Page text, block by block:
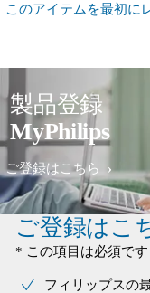
このアイテムを最初に
製品登録
MyPhilips
ご登録はこちら
ご登録はこ
* この項目は必須です
フィリップスの